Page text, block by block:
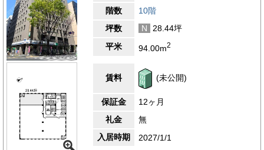
階数
10階
坪数
N
28.44坪
平米
94.00m2
賃料 (未公開)
保証金
12ヶ月
礼金
無
入居時期
2027/1/1